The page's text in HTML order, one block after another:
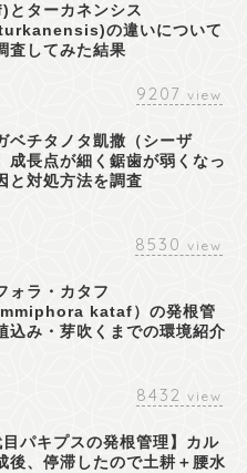
とターカネンシス
の違いについて
査してみた結果
9207 view
ベチタノタ凱撒（シーザ
成長点が細く鋸歯が弱くなっ
と対処方法を調査
8530 view
ォラ・カタフ
kataf）の発根管
込み・芽吹くまでの環境紹介
8432 view
目パキプスの発根管理】カル
後、停滞したので土耕＋腰水